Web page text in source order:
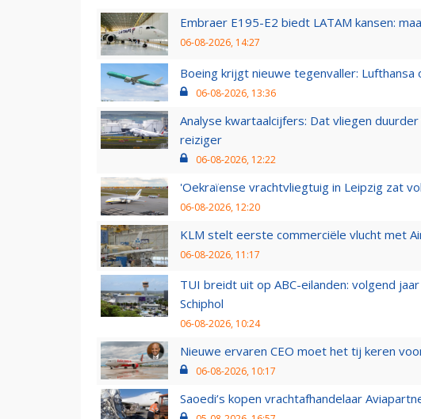
Embraer E195-E2 biedt LATAM kansen:
06-08-2026, 14:27
Boeing krijgt nieuwe tegenvaller:
06-08-2026, 13:36
Analyse kwartaalcijfers: Dat vliegen
reiziger
06-08-2026, 12:22
'Oekraïense vrachtvliegtuig in Leipzig zat
06-08-2026, 12:20
KLM stelt eerste commerciële vlucht met
06-08-2026, 11:17
TUI breidt uit op ABC-eilanden: volgend
Schiphol
06-08-2026, 10:24
Nieuwe ervaren CEO moet het tij keren
06-08-2026, 10:17
Saoedi’s kopen vrachtafhandelaar